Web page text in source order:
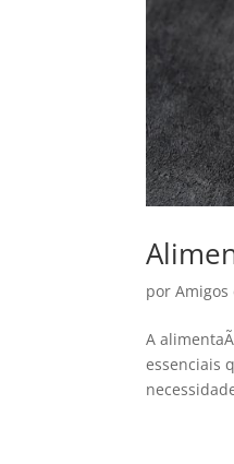
porAmigos
A
essenciais